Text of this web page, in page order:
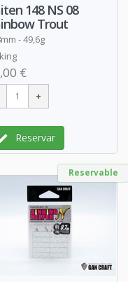
148 NS 08
Trout
- 49,6g
€
Reservar
Reservable